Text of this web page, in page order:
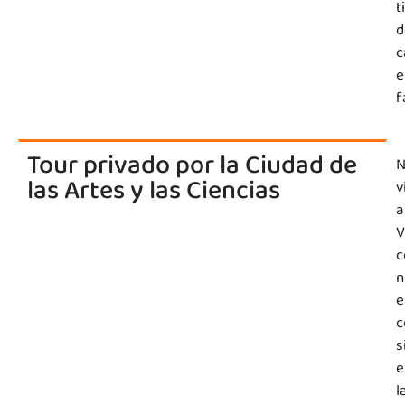
Tour privado por la Ciudad de
las Artes y las Ciencias
a